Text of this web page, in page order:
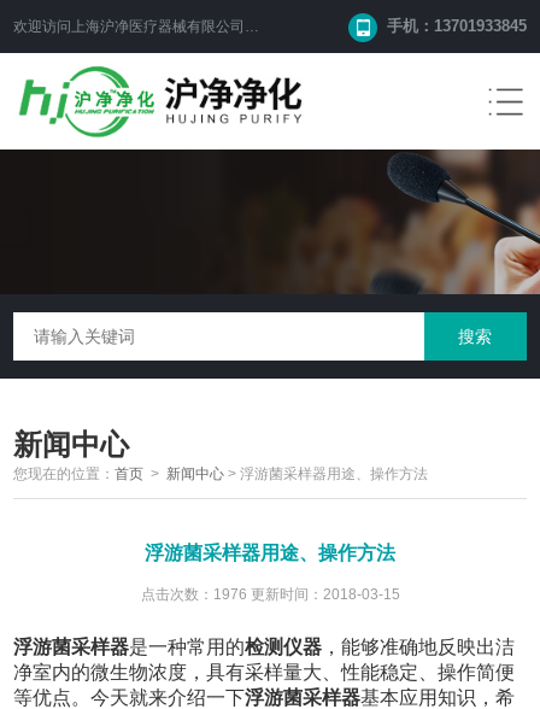
欢迎访问上海沪净医疗器械有限公司网站！ 手机：13701933845
新闻中心
您现在的位置：首页 > 新闻中心 >浮游菌采样器用途、操作方法
浮游菌采样器用途、操作方法
点击次数：1976 更新时间：2018-03-15
浮游菌采样器是一种常用的检测仪器 ，能够准确地反映出洁
净室内的微生物浓度，具有采样量大、性能稳定、操作简便
等优点。今天就来介绍一下浮游菌采样器基本应用知识，希